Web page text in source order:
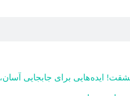
ایده‌هایی برای جابجایی آسان،